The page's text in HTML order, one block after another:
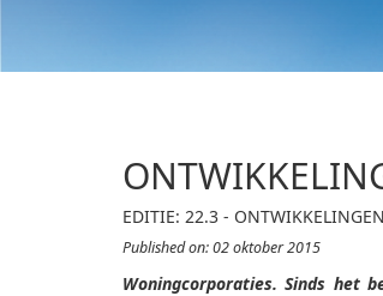
EDITIE: 22.3 -
Published on: 02 oktober 2015
Woningcorporaties. Sinds het